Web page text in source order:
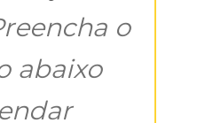
o
abaixo